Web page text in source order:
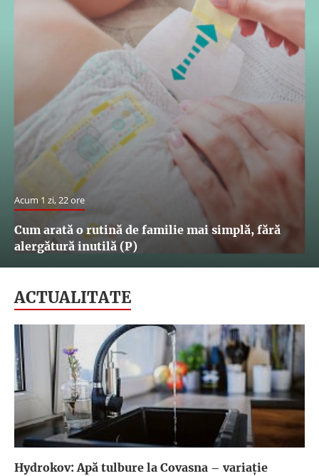
Acum 1 zi, 22 ore
Cum arată o rutină de familie mai simplă, fără
alergătură inutilă (P)
ACTUALITATE
Hydrokov: Apă tulbure la Covasna – variație